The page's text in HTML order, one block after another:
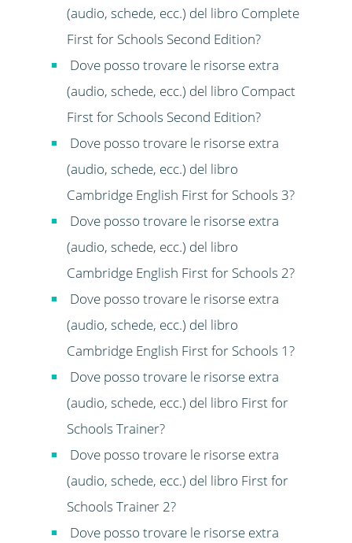
(audio, schede, ecc.) del libro Complete
First for Schools Second Edition?
Dove posso trovare le risorse extra
(audio, schede, ecc.) del libro Compact
First for Schools Second Edition?
Dove posso trovare le risorse extra
(audio, schede, ecc.) del libro
Cambridge English First for Schools 3?
Dove posso trovare le risorse extra
(audio, schede, ecc.) del libro
Cambridge English First for Schools 2?
Dove posso trovare le risorse extra
(audio, schede, ecc.) del libro
Cambridge English First for Schools 1?
Dove posso trovare le risorse extra
(audio, schede, ecc.) del libro First for
Schools Trainer?
Dove posso trovare le risorse extra
(audio, schede, ecc.) del libro First for
Schools Trainer 2?
Dove posso trovare le risorse extra